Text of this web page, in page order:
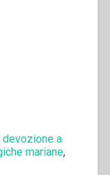
devozione a
mariane,